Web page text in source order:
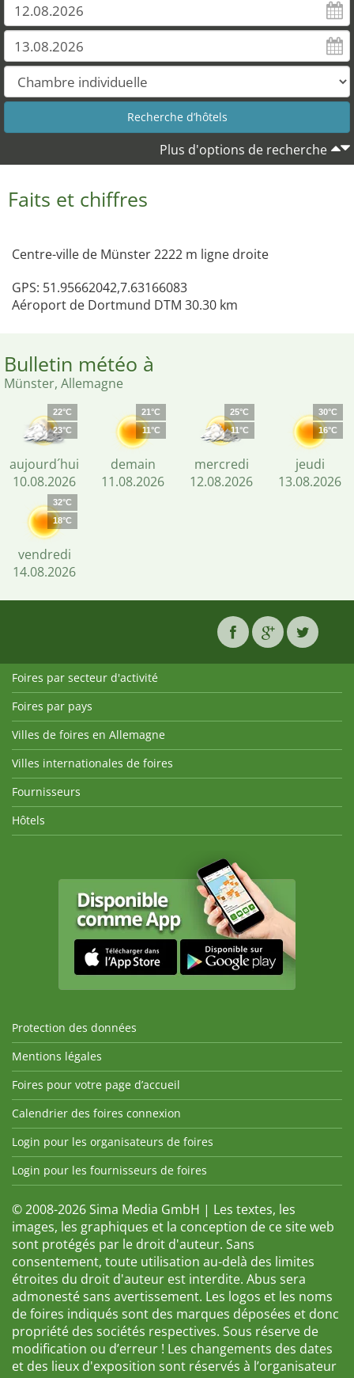
Plus d'options de recherche
Faits et chiffres
Centre-ville de Münster 2222 m ligne droite
GPS: 51.95662042,7.63166083
Aéroport de Dortmund DTM 30.30 km
Bulletin météo à
Münster, Allemagne
22°C
23°C
aujourd´hui
10.08.2026
21°C
11°C
demain
11.08.2026
25°C
11°C
mercredi
12.08.2026
30°C
16°C
jeudi
13.08.2026
32°C
18°C
vendredi
14.08.2026
Foires par secteur d'activité
Foires par pays
Villes de foires en Allemagne
Villes internationales de foires
Fournisseurs
Hôtels
Protection des données
Mentions légales
Foires pour votre page d’accueil
Calendrier des foires connexion
Login pour les organisateurs de foires
Login pour les fournisseurs de foires
© 2008-2026 Sima Media GmbH | Les textes, les
images, les graphiques et la conception de ce site web
sont protégés par le droit d'auteur. Sans
consentement, toute utilisation au-delà des limites
étroites du droit d'auteur est interdite. Abus sera
admonesté sans avertissement. Les logos et les noms
de foires indiqués sont des marques déposées et donc
propriété des sociétés respectives. Sous réserve de
modification ou d’erreur ! Les changements des dates
et des lieux d'exposition sont réservés à l’organisateur